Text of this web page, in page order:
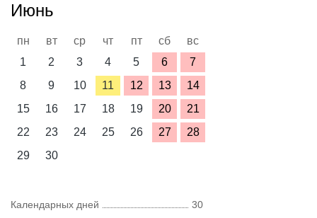
Июнь
пн вт ср чт пт сб
вс
1
2 3 4 5 6
7
8
9 10 11 12 13
14
15
16 17 18 19 20
21
22
23 24 25 26 27
28
29
30
Календарных дней
30